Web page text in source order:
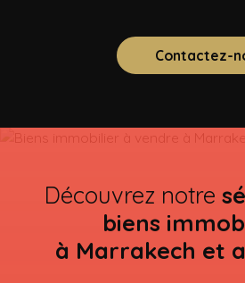
Contactez-
Découvrez notre
biens
à Marrakech et